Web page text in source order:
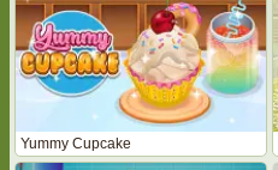
Yummy Cupcake